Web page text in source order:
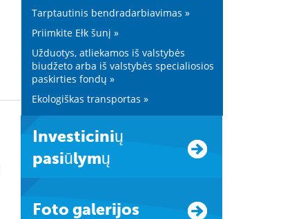
Tarptautinis bendradarbiavimas »
Priimkite Ełk šunį »
Užduotys, atliekamos iš valstybės
biudžeto arba iš valstybės specialiosios
paskirties fondų »
Ekologiškas transportas »
Investicinių
pasiūlymų
Foto galerijos